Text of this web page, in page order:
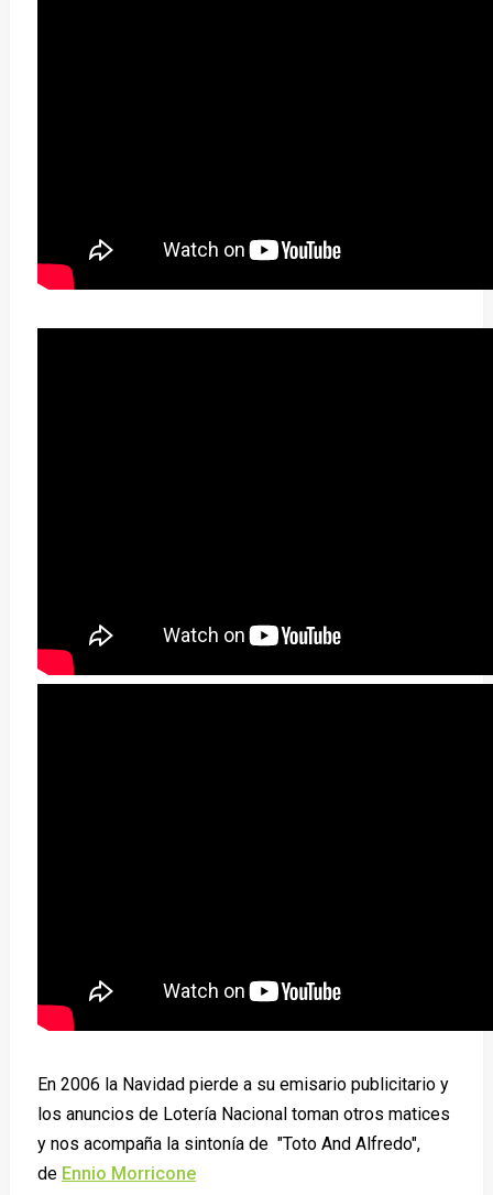
En 2006 la Navidad pierde a su emisario publicitario y
los anuncios de Lotería Nacional toman otros matices
y nos acompaña la sintonía de "Toto And Alfredo",
de Ennio Morricone